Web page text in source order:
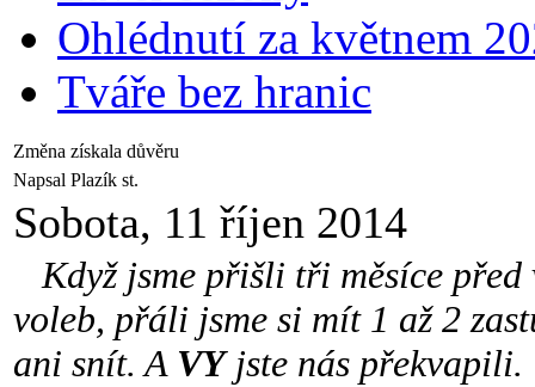
Ohlédnutí za květnem
Tváře bez hranic
Změna získala důvěru
Napsal Plazík st.
Sobota, 11 říjen 2014
Když jsme přišli tři měsíce
voleb, přáli jsme si mít 1 až 2
ani snít. A VYjste nás překvapili.